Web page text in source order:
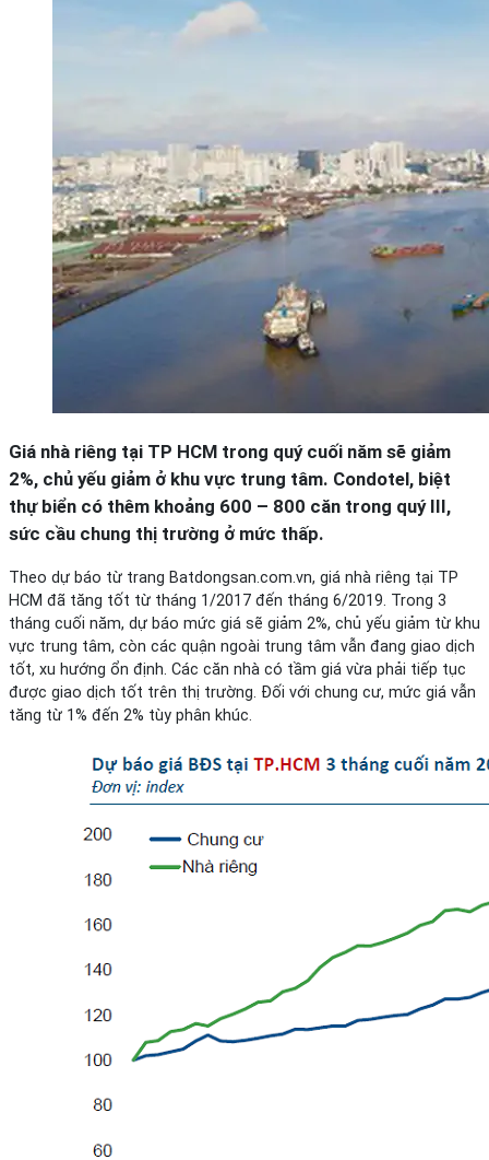
Giá nhà riêng tại TP HCM trong quý cuối năm sẽ giảm
2%, chủ yếu giảm ở khu vực trung tâm. Condotel, biệt
thự biển có thêm khoảng 600 – 800 căn trong quý III,
sức cầu chung thị trường ở mức thấp.
Theo dự báo từ trang Batdongsan.com.vn, giá nhà riêng tại TP
HCM đã tăng tốt từ tháng 1/2017 đến tháng 6/2019. Trong 3
tháng cuối năm, dự báo mức giá sẽ giảm 2%, chủ yếu giảm từ khu
vực trung tâm, còn các quận ngoài trung tâm vẫn đang giao dịch
tốt, xu hướng ổn định. Các căn nhà có tầm giá vừa phải tiếp tục
được giao dịch tốt trên thị trường. Đối với chung cư, mức giá vẫn
tăng từ 1% đến 2% tùy phân khúc.